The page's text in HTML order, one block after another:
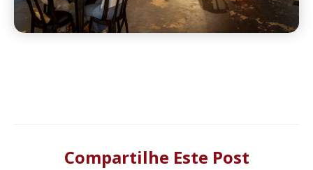
Compartilhe Este Post